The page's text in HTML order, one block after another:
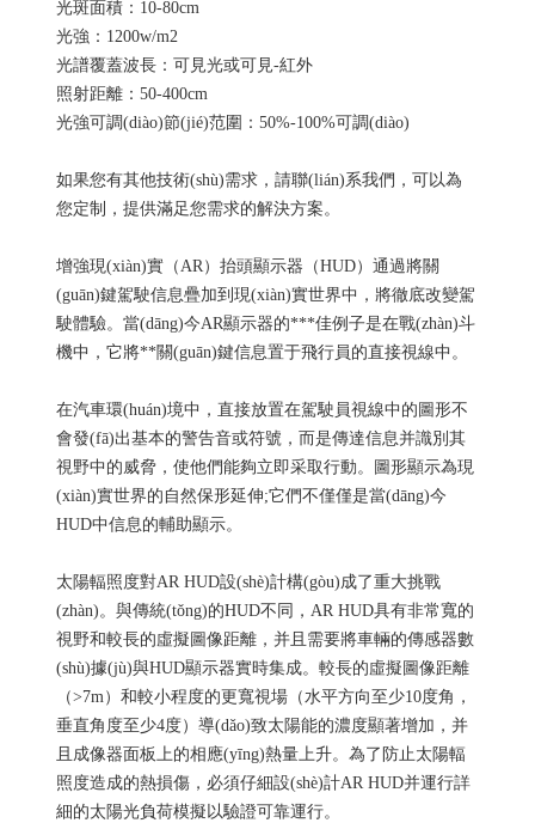
光斑面積：10-80cm
光強：1200w/m2
光譜覆蓋波長：可見光或可見-紅外
照射距離：50-400cm
光強可調(diào)節(jié)范圍：50%-100%可調(diào)
如果您有其他技術(shù)需求，請聯(lián)系我們，可以為
您定制，提供滿足您需求的解決方案。
增強現(xiàn)實（AR）抬頭顯示器（HUD）通過將關
(guān)鍵駕駛信息疊加到現(xiàn)實世界中，將徹底改變駕
駛體驗。當(dāng)今AR顯示器的***佳例子是在戰(zhàn)斗
機中，它將**關(guān)鍵信息置于飛行員的直接視線中。
在汽車環(huán)境中，直接放置在駕駛員視線中的圖形不
會發(fā)出基本的警告音或符號，而是傳達信息并識別其
視野中的威脅，使他們能夠立即采取行動。圖形顯示為現
(xiàn)實世界的自然保形延伸;它們不僅僅是當(dāng)今
HUD中信息的輔助顯示。
太陽輻照度對AR HUD設(shè)計構(gòu)成了重大挑戰
(zhàn)。與傳統(tǒng)的HUD不同，AR HUD具有非常寬的
視野和較長的虛擬圖像距離，并且需要將車輛的傳感器數
(shù)據(jù)與HUD顯示器實時集成。較長的虛擬圖像距離
（>7m）和較小程度的更寬視場（水平方向至少10度角，
垂直角度至少4度）導(dǎo)致太陽能的濃度顯著增加，并
且成像器面板上的相應(yīng)熱量上升。為了防止太陽輻
照度造成的熱損傷，必須仔細設(shè)計AR HUD并運行詳
細的太陽光負荷模擬以驗證可靠運行。